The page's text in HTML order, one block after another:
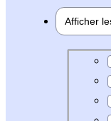
Afficher
Type